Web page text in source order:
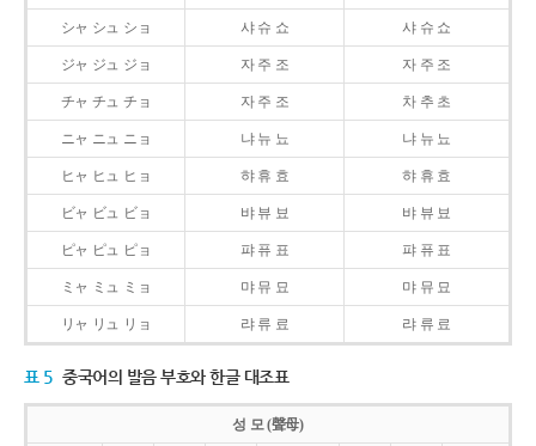
シャ シュ ショ 샤 슈 쇼 샤 슈 쇼
ジャ ジュ ジョ 자 주 조 자 주 조
チャ チュ チョ 자 주 조 차 추 초
ニャ ニュ ニョ 냐 뉴 뇨 냐 뉴 뇨
ヒャ ヒュ ヒョ 햐 휴 효 햐 휴 효
ビャ ビュ ビョ 뱌 뷰 뵤 뱌 뷰 뵤
ピャ ピュ ピョ 퍄 퓨 표 퍄 퓨 표
ミャ ミュ ミョ 먀 뮤 묘 먀 뮤 묘
リャ リュ リョ 랴 류 료 랴 류 료
표 5 중국어의 발음 부호와 한글 대조표
성 모 (聲母)